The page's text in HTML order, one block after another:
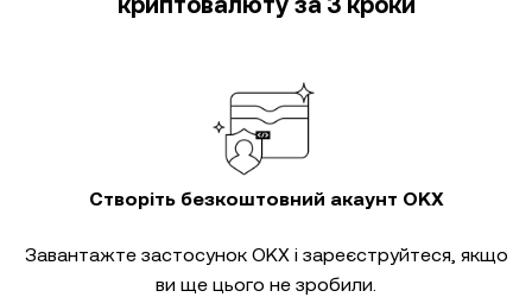
Створіть безкоштовний акаунт OKX
Завантажте застосунок OKX і зареєструйтеся, якщо
ви ще цього не зробили.